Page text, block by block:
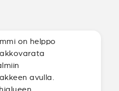
on helppo
avulla.